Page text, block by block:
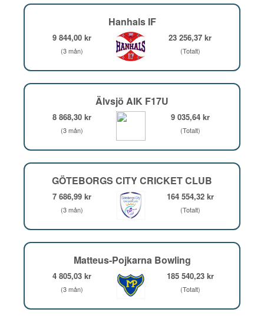
Hanhals IF
9 844,00 kr
(3 mån)
23 256,37 kr
(Totalt)
Älvsjö AIK F17U
8 868,30 kr
(3 mån)
9 035,64 kr
(Totalt)
GÖTEBORGS CITY CRICKET CLUB
7 686,99 kr
(3 mån)
164 554,32 kr
(Totalt)
Matteus-Pojkarna Bowling
4 805,03 kr
(3 mån)
185 540,23 kr
(Totalt)